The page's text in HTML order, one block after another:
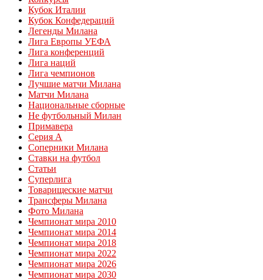
Кубок Италии
Кубок Конфедераций
Легенды Милана
Лига Европы УЕФА
Лига конференций
Лига наций
Лига чемпионов
Лучшие матчи Милана
Матчи Милана
Национальные сборные
Не футбольный Милан
Примавера
Серия А
Соперники Милана
Ставки на футбол
Статьи
Суперлига
Товарищеские матчи
Трансферы Милана
Фото Милана
Чемпионат мира 2010
Чемпионат мира 2014
Чемпионат мира 2018
Чемпионат мира 2022
Чемпионат мира 2026
Чемпионат мира 2030